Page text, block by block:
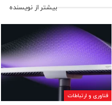
بیشتر از نویسنده
فناوری و ارتباطات